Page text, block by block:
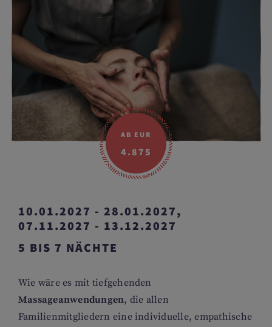
AB EUR
4.875
10.01.2027 - 28.01.2027,
07.11.2027 - 13.12.2027
5 BIS 7 NÄCHTE
Wie wäre es mit tiefgehenden
Massageanwendungen, die allen
Familienmitgliedern eine individuelle, empathische